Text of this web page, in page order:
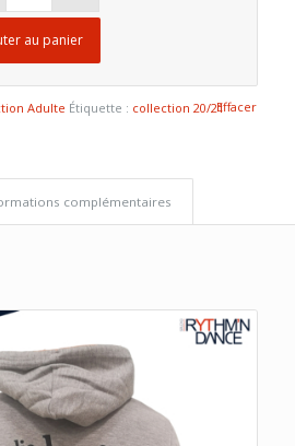
Effacer
au panier
Adulte Étiquette : collection 20/21
complémentaires